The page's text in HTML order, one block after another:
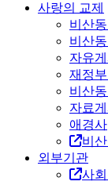
사랑의 교제
비산
비산
자유
재정
비산
자료
애경사
비
외부기관
사